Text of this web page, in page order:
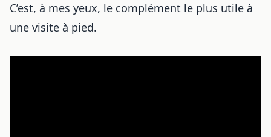
C’est, à mes yeux, le complément le plus utile à
une visite à pied.